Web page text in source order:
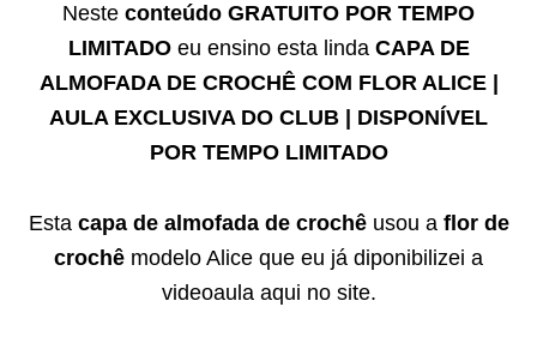
Neste conteúdo GRATUITO POR TEMPO
LIMITADOeu ensino esta linda CAPA DE
ALMOFADA DE CROCHÊ COM FLOR ALICE |
AULA EXCLUSIVA DO CLUB | DISPONÍVEL
POR TEMPO LIMITADO
Esta capa de almofada de crochêusou a flor de
crochê modelo Alice que eu já diponibilizei a
videoaula aqui no site.